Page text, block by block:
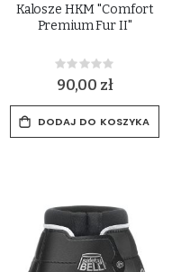
Kalosze HKM "Comfort
Premium Fur II"
Rating:
0%
90,00 zł
DODAJ DO KOSZYKA